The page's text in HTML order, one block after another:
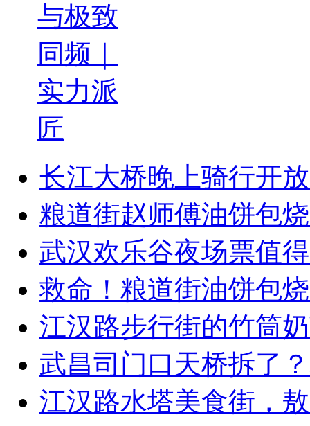
与极致
同频｜
实力派
匠
长江大桥晚上骑行开
粮道街赵师傅油饼包
武汉欢乐谷夜场票值
救命！粮道街油饼包
江汉路步行街的竹筒
武昌司门口天桥拆了
江汉路水塔美食街，